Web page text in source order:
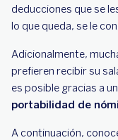
deducciones que se
lo que queda, se le
Adicionalmente,
prefieren recibir su
es posible gracias a
portabilidad de
A continuación,